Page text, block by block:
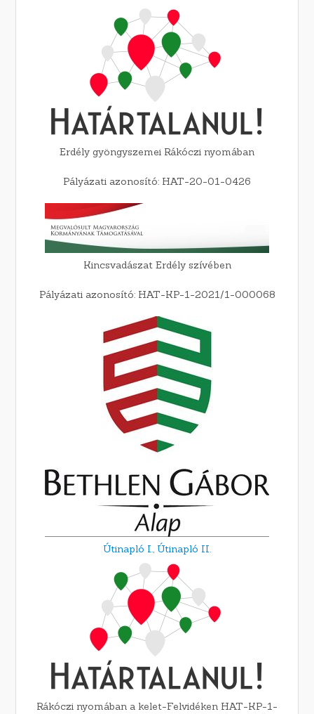
Erdély gyöngyszemei Rákóczi nyomában
Pályázati azonosító: HAT-20-01-0426
Kincsvadászat Erdély szívében
Pályázati azonosító: HAT-KP-1-2021/1-000068
Útinapló I., Útinapló II.
Rákóczi nyomában a kelet-Felvidéken HAT-KP-1-